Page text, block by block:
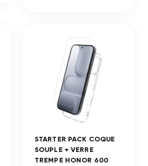
STARTER PACK COQUE
SOUPLE + VERRE
TREMPE HONOR 600